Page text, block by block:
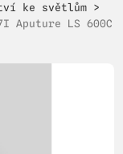
ke světlům >
Aputure LS 600C